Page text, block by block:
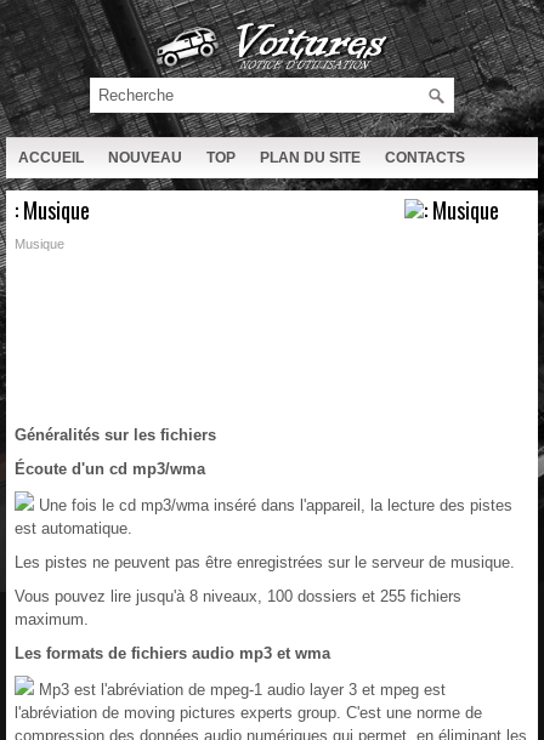
ACCUEIL NOUVEAU TOP PLAN DU SITE CONTACTS
RECHERCHE
: Musique
Musique
Généralités sur les fichiers
Écoute d'un cd mp3/wma
Une fois le cd mp3/wma inséré dans l'appareil, la lecture des pistes
est automatique.
Les pistes ne peuvent pas être enregistrées sur le serveur de musique.
Vous pouvez lire jusqu'à 8 niveaux, 100 dossiers et 255 fichiers
maximum.
Les formats de fichiers audio mp3 et wma
Mp3 est l'abréviation de mpeg-1 audio layer 3 et mpeg est
l'abréviation de moving pictures experts group. C'est une norme de
compression des données audio numériques qui permet, en éliminant les